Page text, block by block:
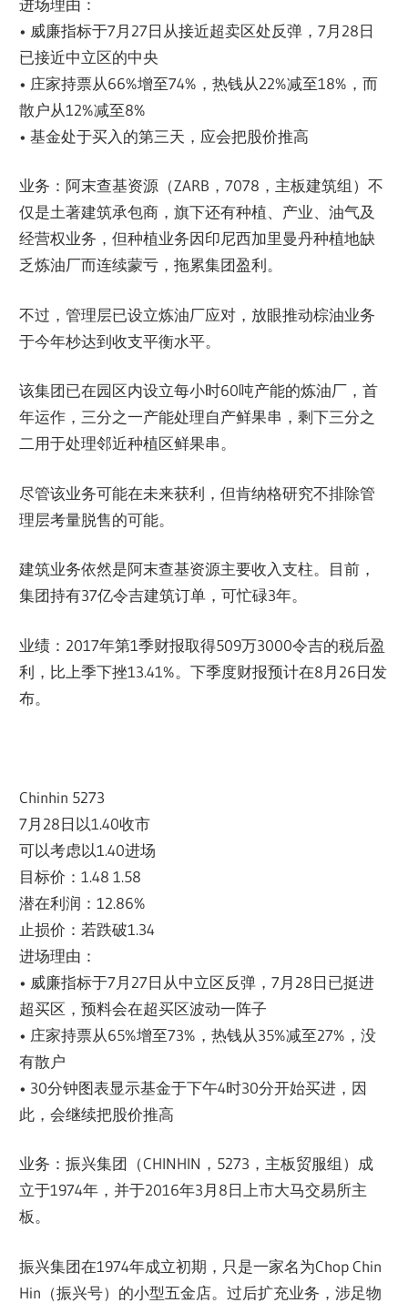
• 威廉指标于7月27日从接近超卖区处反弹，7月28日
已接近中立区的中央
• 庄家持票从66%增至74%，热钱从22%减至18%，而
散户从12%减至8%
• 基金处于买入的第三天，应会把股价推高
业务：阿末查基资源（ZARB，7078，主板建筑组）不
仅是土著建筑承包商，旗下还有种植、产业、油气及
经营权业务，但种植业务因印尼西加里曼丹种植地缺
乏炼油厂而连续蒙亏，拖累集团盈利。
不过，管理层已设立炼油厂应对，放眼推动棕油业务
于今年杪达到收支平衡水平。
该集团已在园区内设立每小时60吨产能的炼油厂，首
年运作，三分之一产能处理自产鲜果串，剩下三分之
二用于处理邻近种植区鲜果串。
尽管该业务可能在未来获利，但肯纳格研究不排除管
理层考量脱售的可能。
建筑业务依然是阿末查基资源主要收入支柱。目前，
集团持有37亿令吉建筑订单，可忙碌3年。
业绩：2017年第1季财报取得509万3000令吉的税后盈
利，比上季下挫13.41%。下季度财报预计在8月26日发
布。
Chinhin 5273
7月28日以1.40收市
可以考虑以1.40进场
目标价：1.48 1.58
潜在利润：12.86%
止损价：若跌破1.34
进场理由：
• 威廉指标于7月27日从中立区反弹，7月28日已挺进
超买区，预料会在超买区波动一阵子
• 庄家持票从65%增至73%，热钱从35%减至27%，没
有散户
• 30分钟图表显示基金于下午4时30分开始买进，因
此，会继续把股价推高
业务：振兴集团（CHINHIN，5273，主板贸服组）成
立于1974年，并于2016年3月8日上市大马交易所主
板。
振兴集团在1974年成立初期，只是一家名为Chop Chin
Hin（振兴号）的小型五金店。过后扩充业务，涉足物